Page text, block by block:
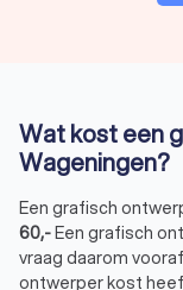
Wat kost een
Wageningen?
Een grafisch
60,-Een grafisch
vraag daarom
ontwerper kost